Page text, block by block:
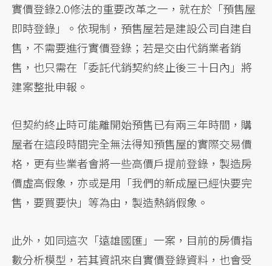
實價登錄2.0修法的重要改革之一，就在於「預售屋
即時登錄」。依現制，預售屋若是建設公司自建自
售，不需要進行實價登錄；若是交由代銷業者銷
售，也只需在「委託代銷契約終止後三十日內」將
建案整批申報。
但契約終止時可能離開始預售已有兩三年時間，購
屋者在這段時間完全無法得知預售屋的實際交易價
格，更有些業者會將一些高價戶提前登錄，製造房
價虛高假象，亦或是用「我們的新成屋已經快要完
售，要買要快」等為由，製造熱銷假象。
此外，如同這次「遠雄國匯」一案，目前的房價指
數分析模型，若其資訊來自實價登錄資料，也會受